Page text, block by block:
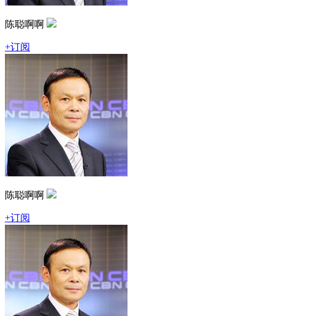
陈聪啊啊
+订阅
陈聪啊啊
+订阅